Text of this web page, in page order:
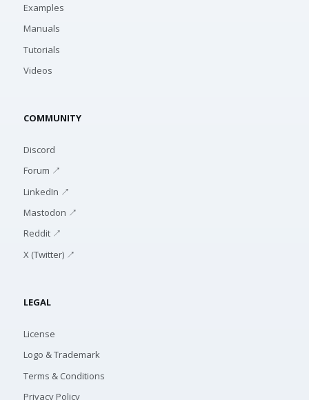
Examples
Manuals
Tutorials
Videos
COMMUNITY
Discord
Forum ↗
LinkedIn ↗
Mastodon ↗
Reddit ↗
X (Twitter) ↗
LEGAL
License
Logo & Trademark
Terms & Conditions
Privacy Policy